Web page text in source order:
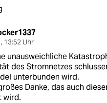
13:52 Uhr
unausweichliche
des Stromnetzes
unterbunden wird.
Danke, das auch
wird.